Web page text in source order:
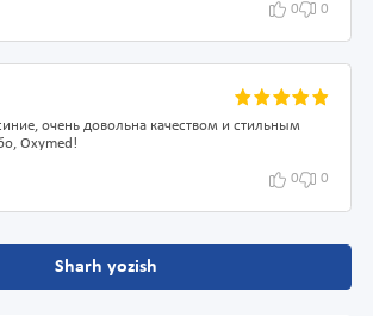
0 0
очень довольна качеством и стильным
Oxymed!
0 0
Sharh yozish